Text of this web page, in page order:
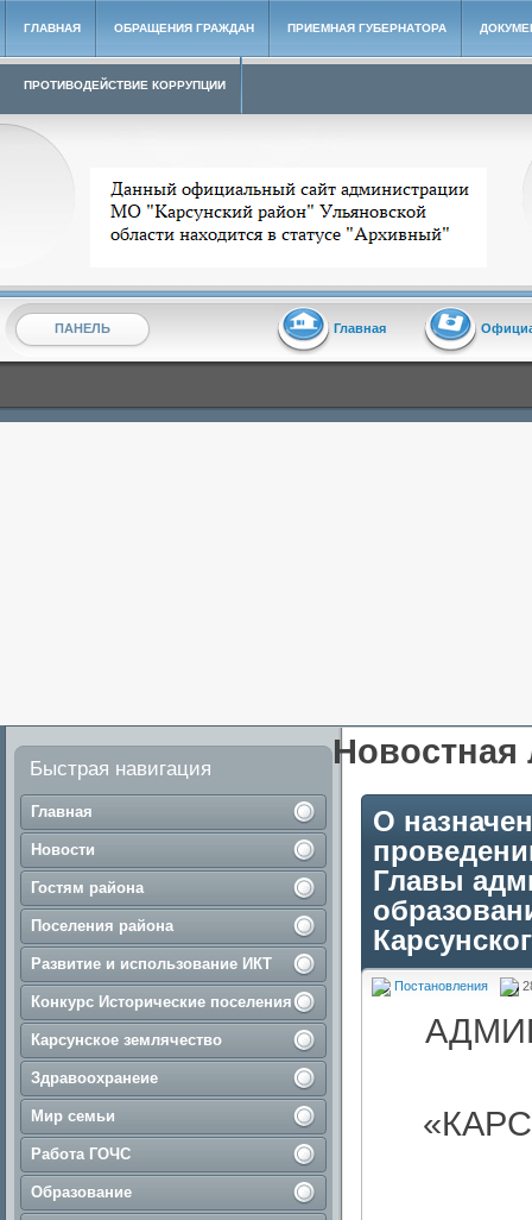
ГЛАВНАЯ ОБРАЩЕНИЯ ГРАЖДАН ПРИЕМНАЯ ГУБЕРНАТОРА
ПРОТИВОДЕЙСТВИЕ КОРРУПЦИИ
Архивный сайт администрации МО "Карсунский район"
ПАНЕЛЬ Главная
Быстрая навигация
Главная
Новости
Гостям района
Поселения района
Развитие и использование ИКТ
Конкурс Исторические поселения
Карсунское землячество
Здравоохранеие
Мир семьи
Работа ГОЧС
Образование
Новостная
О
Главы
Постановления